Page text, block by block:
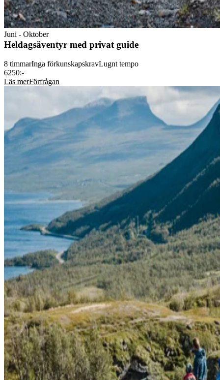
Juni - Oktober
Heldagsäventyr med privat guide
8 timmarInga förkunskapskravLugnt tempo
6250:-
Läs merFörfrågan